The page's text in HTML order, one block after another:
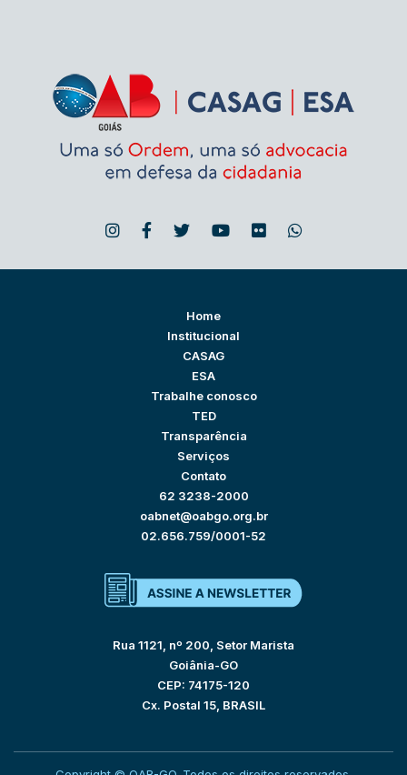
Home
Institucional
CASAG
ESA
Trabalhe conosco
TED
Transparência
Serviços
Contato
62 3238-2000
oabnet@oabgo.org.br
02.656.759/0001-52
Rua 1121, nº 200, Setor Marista
Goiânia-GO
CEP: 74175-120
Cx. Postal 15, BRASIL